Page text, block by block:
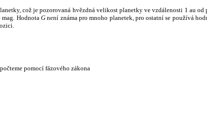
což je pozorovaná hvězdná velikost planetky ve vzdálenosti 1 au od
mag. HodnotaG není známa pro mnoho planetek, pro ostatní se používá
pomocí fázového zákona